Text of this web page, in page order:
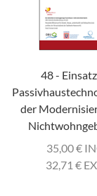
48 -
der
35,00€
32,71 €